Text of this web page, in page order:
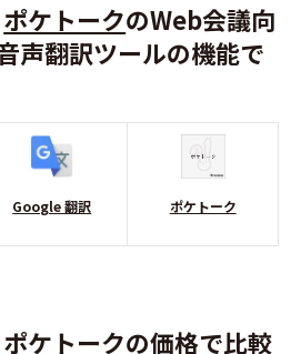
ポケトークのWeb会議向
声翻訳ツールの機能で
Google 翻訳 ポケトーク
ポケトークの価格で比較